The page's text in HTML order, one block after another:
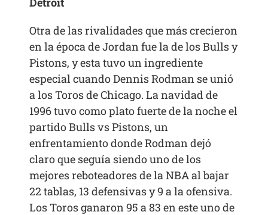
Otra de las rivalidades que más crecieron
en la época de Jordan fue la de los Bulls y
Pistons, y esta tuvo un ingrediente
especial cuando Dennis Rodman se unió
a los Toros de Chicago. La navidad de
1996 tuvo como plato fuerte de la noche el
partido Bulls vs Pistons, un
enfrentamiento donde Rodman dejó
claro que seguía siendo uno de los
mejores reboteadores de la NBA al bajar
22 tablas, 13 defensivas y 9 a la ofensiva.
Los Toros ganaron 95 a 83 en este uno de